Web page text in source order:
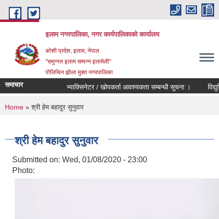
Skip to main content
इलाम नगरपालिका, नगर कार्यपालिकाको कार्यालय
कोशी प्रदेश, इलाम, नेपाल
"समुन्नत इलाम सम्पन्न इलामेली"
पोलिथिन झोला मुक्त नगरपालिका
समाचार भ्याक्सिनेटर / खोपकर्ता आवश्यकता सम्बन्धी सूचना । विद्युतिय
You are here
Home » श्री हेम बहादुर सुनुवार
श्री हेम बहादुर सुनुवार
Submitted on: Wed, 01/08/2020 - 23:00
Photo: